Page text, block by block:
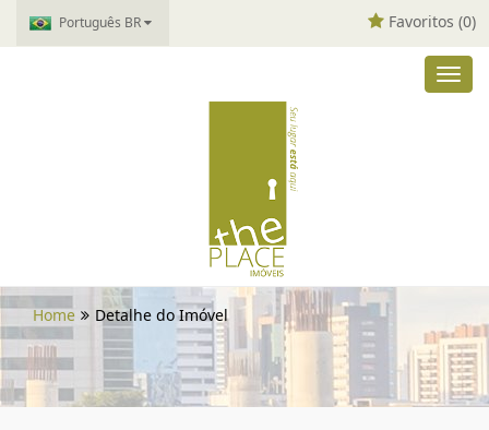
Português BR Favoritos (0)
Home Detalhe do Imóvel